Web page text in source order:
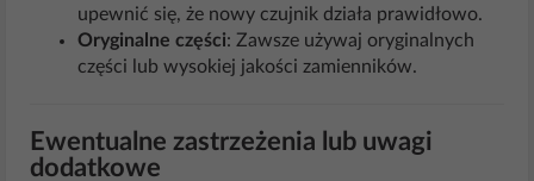
upewnić się, że nowy czujnik działa prawidłowo.
Oryginalne części: Zawsze używaj oryginalnych
części lub wysokiej jakości zamienników.
Ewentualne zastrzeżenia lub uwagi
dodatkowe